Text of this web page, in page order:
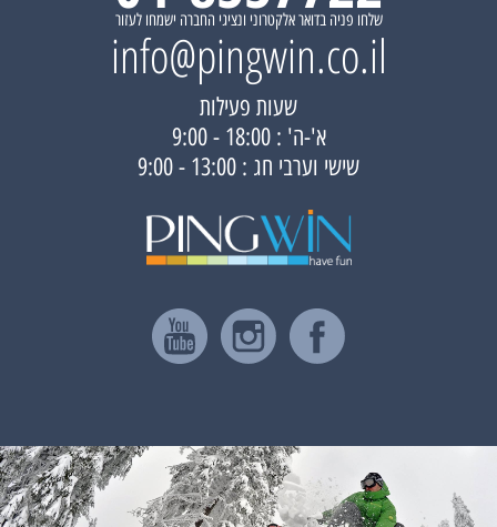
שלחו פניה בדואר אלקטרוני ונציגי החברה ישמחו לעזור
info@pingwin.co.il
שעות פעילות
א'-ה' : 18:00 - 9:00
שישי וערבי חג : 13:00 - 9:00